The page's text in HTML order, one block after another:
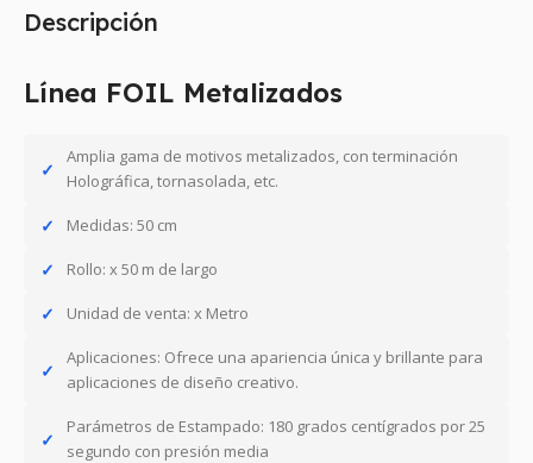
Descripción
Línea FOIL Metalizados
Amplia gama de motivos metalizados, con terminación
Holográfica, tornasolada, etc.
Medidas: 50 cm
Rollo: x 50 m de largo
Unidad de venta: x Metro
Aplicaciones: Ofrece una apariencia única y brillante para
aplicaciones de diseño creativo.
Parámetros de Estampado: 180 grados centígrados por 25
segundo con presión media